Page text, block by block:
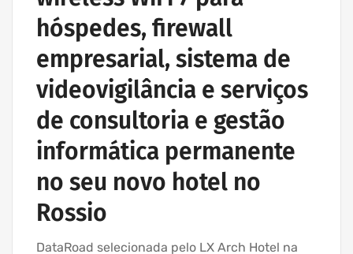
hóspedes, firewall
empresarial, sistema de
videovigilância e serviços
de consultoria e gestão
informática permanente
no seu novo hotel no
Rossio
DataRoad selecionada pelo LX Arch Hotel na